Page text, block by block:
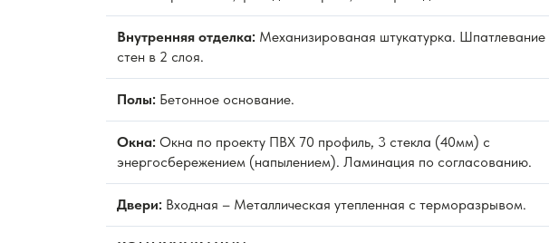
Внутренняя отделка: Механизированая штукатурка. Шпатлевание
стен в 2 слоя.
Полы: Бетонное основание.
Окна: Окна по проекту ПВХ 70 профиль, 3 стекла (40мм) с
энергосбережением (напылением). Ламинация по согласованию.
Двери: Входная – Металлическая утепленная с терморазрывом.